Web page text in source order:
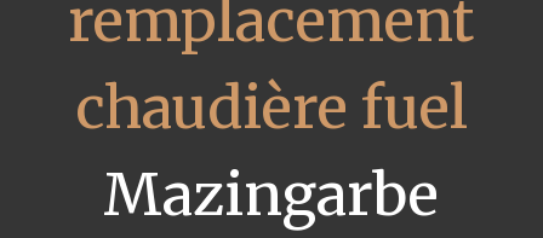
remplacement
chaudière fuel
Mazingarbe